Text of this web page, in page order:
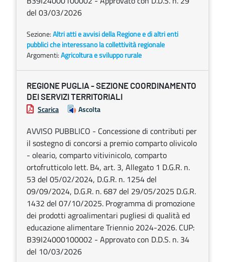
del 03/03/2026
Sezione:Altri atti e avvisi della Regione e di altri enti
pubblici che interessano la collettività regionale
Argomenti:Agricoltura e sviluppo rurale
REGIONE PUGLIA - SEZIONE COORDINAMENTO
DEI SERVIZI TERRITORIALI
Scarica Ascolta
AVVISO PUBBLICO - Concessione di contributi per
il sostegno di concorsi a premio comparto olivicolo
- oleario, comparto vitivinicolo, comparto
ortofrutticolo lett. B4, art. 3, Allegato 1 D.G.R. n.
53 del 05/02/2024, D.G.R. n. 1254 del
09/09/2024, D.G.R. n. 687 del 29/05/2025 D.G.R.
1432 del 07/10/2025. Programma di promozione
dei prodotti agroalimentari pugliesi di qualità ed
educazione alimentare Triennio 2024-2026. CUP:
B39I24000100002 - Approvato con D.D.S. n. 34
del 10/03/2026